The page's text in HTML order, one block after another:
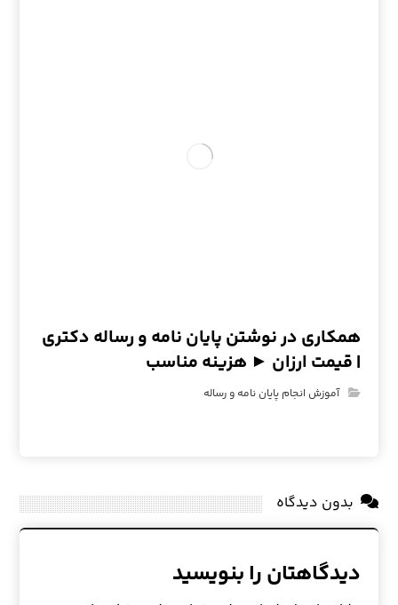
همکاری در نوشتن پایان نامه و رساله دکتری
| قیمت ارزان ► هزینه مناسب
آموزش انجام پایان نامه و رساله
بدون دیدگاه
دیدگاهتان را بنویسید